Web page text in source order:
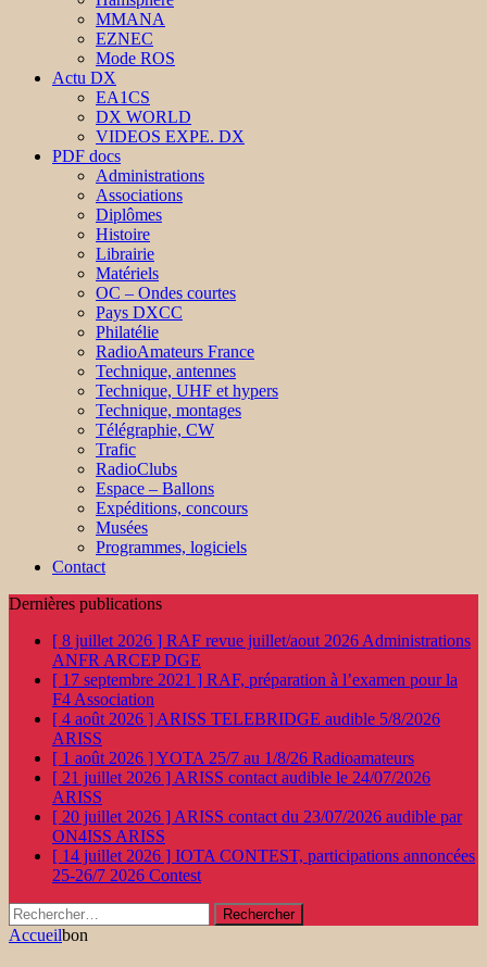
MMANA
EZNEC
Mode ROS
Actu DX
EA1CS
DX WORLD
VIDEOS EXPE. DX
PDF docs
Administrations
Associations
Diplômes
Histoire
Librairie
Matériels
OC – Ondes courtes
Pays DXCC
Philatélie
RadioAmateurs France
Technique, antennes
Technique, UHF et hypers
Technique, montages
Télégraphie, CW
Trafic
RadioClubs
Espace – Ballons
Expéditions, concours
Musées
Programmes, logiciels
Contact
Dernières publications
[ 8 juillet 2026 ] RAF revue juillet/aout 2026 Administrations
ANFR ARCEP DGE
[ 17 septembre 2021 ] RAF, préparation à l’examen pour la
F4 Association
[ 4 août 2026 ] ARISS TELEBRIDGE audible 5/8/2026
ARISS
[ 1 août 2026 ]YOTA 25/7 au 1/8/26 Radioamateurs
[ 21 juillet 2026 ] ARISS contact audible le 24/07/2026
ARISS
[ 20 juillet 2026 ] ARISS contact du 23/07/2026 audible par
ON4ISS ARISS
[ 14 juillet 2026 ] IOTA CONTEST, participations annoncées
25-26/7 2026 Contest
Rechercher :
Accueilbon